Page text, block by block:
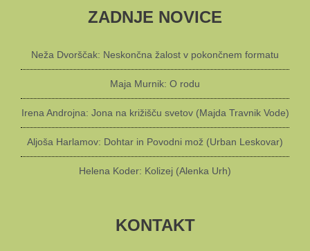
ZADNJE NOVICE
Neža Dvorščak: Neskončna žalost v pokončnem formatu
Maja Murnik: O rodu
Irena Androjna: Jona na križišču svetov (Majda Travnik Vode)
Aljoša Harlamov: Dohtar in Povodni mož (Urban Leskovar)
Helena Koder: Kolizej (Alenka Urh)
KONTAKT